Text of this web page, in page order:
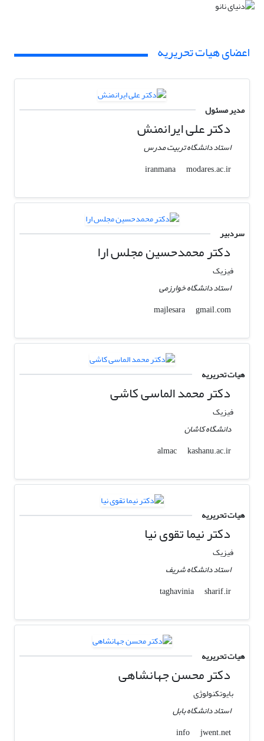
اعضای هیات تحریریه
مدیر مسئول
دکتر علی ایرانمنش
استاد دانشگاه تربیت مدرس
iranmana
modares.ac.ir
سردبیر
دکتر محمدحسین مجلس ارا
فیزیک
استاد دانشگاه خوارزمی
majlesara
gmail.com
هیات تحریریه
دکتر محمد الماسی کاشی
فیزیک
دانشگاه کاشان
almac
kashanu.ac.ir
هیات تحریریه
دکتر نیما تقوی نیا
فیزیک
استاد دانشگاه شریف
taghavinia
sharif.ir
هیات تحریریه
دکتر محسن جهانشاهی
بایوتکنولوژی
استاد دانشگاه بابل
info
jwent.net